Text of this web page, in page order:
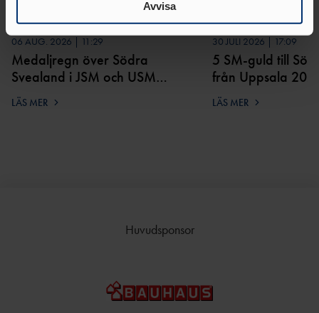
samlat in när du har använt deras tjänster.
Avvisa
06 AUG. 2026 | 11:29
Medaljregn över Södra
Svealand i JSM och USM
2026
LÄS MER
30 JULI 2026 | 17:09
5 SM-guld till
från Uppsala
LÄS MER
Huvudsponsor